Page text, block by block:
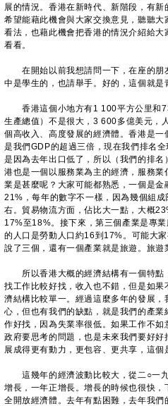
展的情況。香港在新時代、新階段，有
希望能藉此機會與大家交換意見，聽聽
看法，也藉此機會把香港的情況介紹給
看看。
在開始以前我想請問一下，在座的朋
中是學生的，也請舉手。好的，這個就是
香港這個小地方有1 100平方公里和
生產總值）不是很大，3 600多億美元，
個高收入、高度發展的經濟體。香港是
是我們GDP的超過三倍，現在我們排名
是因為去年出口低了，所以（我們的排
港也是一個以服務業為主的經濟，服務
業是甚麼呢？大家可能都熟悉，一個是
21%，每年的數字不一樣，因為幾個組
右。貿易物流方面，佔比大一點，大概
17%至18%。接下來，第三個產業是專
的人口是勞動人口約16到17%。可能大
說了三個，還有一個產業就是旅遊。旅遊
所以香港大概的經濟結構有一個特點
找工作比較好找，收入也不錯，但是如
濟結構比較單一。經過這麼多年的發展
心，但也有我們的缺點，就是我們的產
作好找，因為失業率很低。如果工作不
政府要思考的問題，也是未來我們要好
展成得更有動力，更包容、更共享，這個
這幾年的經濟波動比較大，從二○一九
增長，一年正增長。增長的時候也很快
全開放經濟體。去年有點困難，去年我